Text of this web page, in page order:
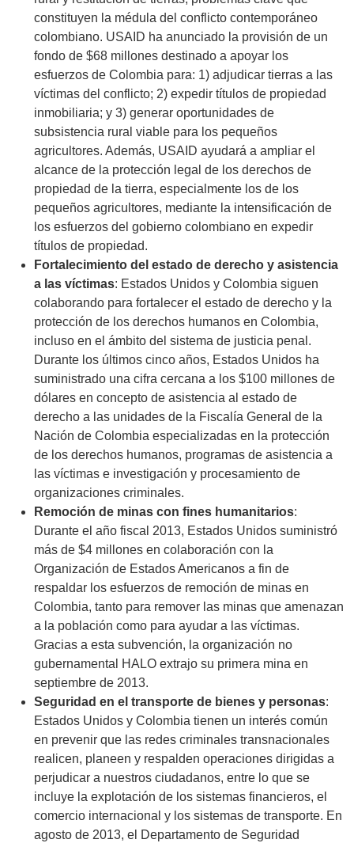
constituyen la médula del conflicto contemporáneo
colombiano. USAID ha anunciado la provisión de un
fondo de $68 millones destinado a apoyar los
esfuerzos de Colombia para: 1) adjudicar tierras a las
víctimas del conflicto; 2) expedir títulos de propiedad
inmobiliaria; y 3) generar oportunidades de
subsistencia rural viable para los pequeños
agricultores. Además, USAID ayudará a ampliar el
alcance de la protección legal de los derechos de
propiedad de la tierra, especialmente los de los
pequeños agricultores, mediante la intensificación de
los esfuerzos del gobierno colombiano en expedir
títulos de propiedad.
Fortalecimiento del estado de derecho y asistencia
a las víctimas: Estados Unidos y Colombia siguen
colaborando para fortalecer el estado de derecho y la
protección de los derechos humanos en Colombia,
incluso en el ámbito del sistema de justicia penal.
Durante los últimos cinco años, Estados Unidos ha
suministrado una cifra cercana a los $100 millones de
dólares en concepto de asistencia al estado de
derecho a las unidades de la Fiscalía General de la
Nación de Colombia especializadas en la protección
de los derechos humanos, programas de asistencia a
las víctimas e investigación y procesamiento de
organizaciones criminales.
Remoción de minas con fines humanitarios:
Durante el año fiscal 2013, Estados Unidos suministró
más de $4 millones en colaboración con la
Organización de Estados Americanos a fin de
respaldar los esfuerzos de remoción de minas en
Colombia, tanto para remover las minas que amenazan
a la población como para ayudar a las víctimas.
Gracias a esta subvención, la organización no
gubernamental HALO extrajo su primera mina en
septiembre de 2013.
Seguridad en el transporte de bienes y personas:
Estados Unidos y Colombia tienen un interés común
en prevenir que las redes criminales transnacionales
realicen, planeen y respalden operaciones dirigidas a
perjudicar a nuestros ciudadanos, entre lo que se
incluye la explotación de los sistemas financieros, el
comercio internacional y los sistemas de transporte. En
agosto de 2013, el Departamento de Seguridad